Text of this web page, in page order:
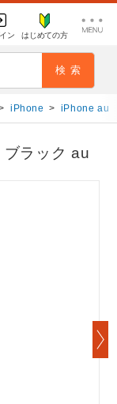
ン はじめての方
iPhone > iPhone au
ラック au